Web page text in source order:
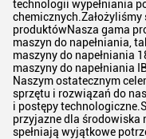
technologii wypełniania
produktówNasza gama
maszyn do napełniania,
maszyny do napełniania
maszyny do napełniania
Naszym ostatecznym
sprzętu i rozwiązań do
i postępy
przyjazne dla środowiska
spełniają wyjątkowe